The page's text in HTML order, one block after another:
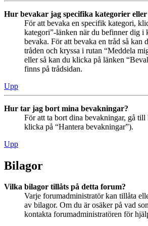
Hur bevakar jag specifika kategorier
För att bevaka en specifik kategori,
kategori”-länken när du befinner dig i
bevaka. För att bevaka en tråd så kan
tråden och kryssa i rutan “Meddela
eller så kan du klicka på länken
finns på trådsidan.
Upp
Hur tar jag bort mina bevakningar?
För att ta bort dina bevakningar, gå
klicka på “Hantera bevakningar”).
Upp
Bilagor
Vilka bilagor tillåts på detta forum?
Varje forumadministratör kan tillåta
av bilagor. Om du är osäker på vad
kontakta forumadministratören för